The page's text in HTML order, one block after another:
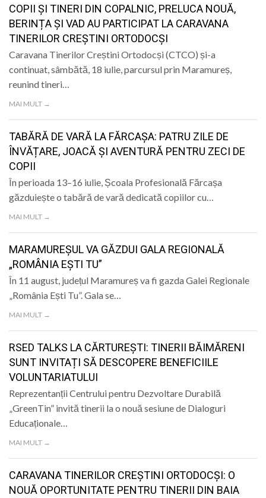
COPII ȘI TINERI DIN COPALNIC, PRELUCA NOUĂ,
BERINȚA ȘI VAD AU PARTICIPAT LA CARAVANA
TINERILOR CREȘTINI ORTODOCȘI
Caravana Tinerilor Creștini Ortodocși (CTCO) și-a
continuat, sâmbătă, 18 iulie, parcursul prin Maramureș,
reunind tineri…
MAI MULT →
TABĂRĂ DE VARĂ LA FĂRCAȘA: PATRU ZILE DE
ÎNVĂȚARE, JOACĂ ȘI AVENTURĂ PENTRU ZECI DE
COPII
În perioada 13–16 iulie, Școala Profesională Fărcașa
găzduiește o tabără de vară dedicată copiilor cu…
MAI MULT →
MARAMUREȘUL VA GĂZDUI GALA REGIONALĂ
„ROMÂNIA EȘTI TU”
În 11 august, județul Maramureș va fi gazda Galei Regionale
„România Ești Tu”. Gala se…
MAI MULT →
RSED TALKS LA CĂRTUREȘTI: TINERII BĂIMĂRENI
SUNT INVITAȚI SĂ DESCOPERE BENEFICIILE
VOLUNTARIATULUI
Reprezentanții Centrului pentru Dezvoltare Durabilă
„GreenTin” invită tinerii la o nouă sesiune de Dialoguri
Educaționale…
MAI MULT →
CARAVANA TINERILOR CREȘTINI ORTODOCȘI: O
NOUĂ OPORTUNITATE PENTRU TINERII DIN BAIA